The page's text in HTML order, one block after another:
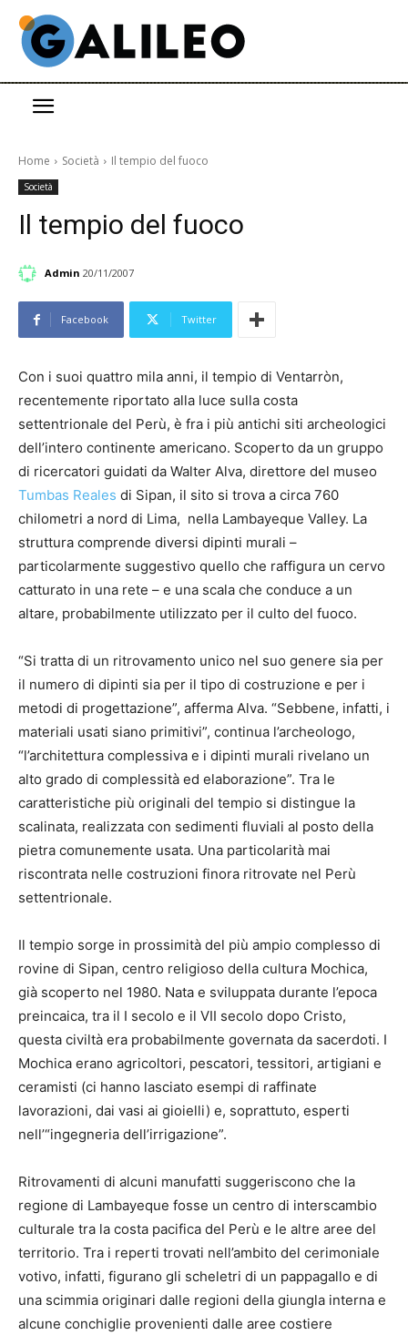
Home Società Il tempio del fuoco
Società
Il tempio del fuoco
Admin 20/11/2007
Facebook Twitter
Con i suoi quattro mila anni, il tempio di Ventarròn,
recentemente riportato alla luce sulla costa
settentrionale del Perù, è fra i più antichi siti archeologici
dell’intero continente americano. Scoperto da un gruppo
di ricercatori guidati da Walter Alva, direttore del museo
Tumbas Reales di Sipan, il sito si trova a circa 760
chilometri a nord di Lima, nella Lambayeque Valley. La
struttura comprende diversi dipinti murali –
particolarmente suggestivo quello che raffigura un cervo
catturato in una rete – e una scala che conduce a un
altare, probabilmente utilizzato per il culto del fuoco.
“Si tratta di un ritrovamento unico nel suo genere sia per
il numero di dipinti sia per il tipo di costruzione e per i
metodi di progettazione”, afferma Alva. “Sebbene, infatti, i
materiali usati siano primitivi”, continua l’archeologo,
“l’architettura complessiva e i dipinti murali rivelano un
alto grado di complessità ed elaborazione”. Tra le
caratteristiche più originali del tempio si distingue la
scalinata, realizzata con sedimenti fluviali al posto della
pietra comunemente usata. Una particolarità mai
riscontrata nelle costruzioni finora ritrovate nel Perù
settentrionale.
Il tempio sorge in prossimità del più ampio complesso di
rovine di Sipan, centro religioso della cultura Mochica,
già scoperto nel 1980. Nata e sviluppata durante l’epoca
preincaica, tra il I secolo e il VII secolo dopo Cristo,
questa civiltà era probabilmente governata da sacerdoti. I
Mochica erano agricoltori, pescatori, tessitori, artigiani e
ceramisti (ci hanno lasciato esempi di raffinate
lavorazioni, dai vasi ai gioielli) e, soprattuto, esperti
nell’“ingegneria dell’irrigazione”.
Ritrovamenti di alcuni manufatti suggeriscono che la
regione di Lambayeque fosse un centro di interscambio
culturale tra la costa pacifica del Perù e le altre aree del
territorio. Tra i reperti trovati nell’ambito del cerimoniale
votivo, infatti, figurano gli scheletri di un pappagallo e di
una scimmia originari dalle regioni della giungla interna e
alcune conchiglie provenienti dalle aree costiere